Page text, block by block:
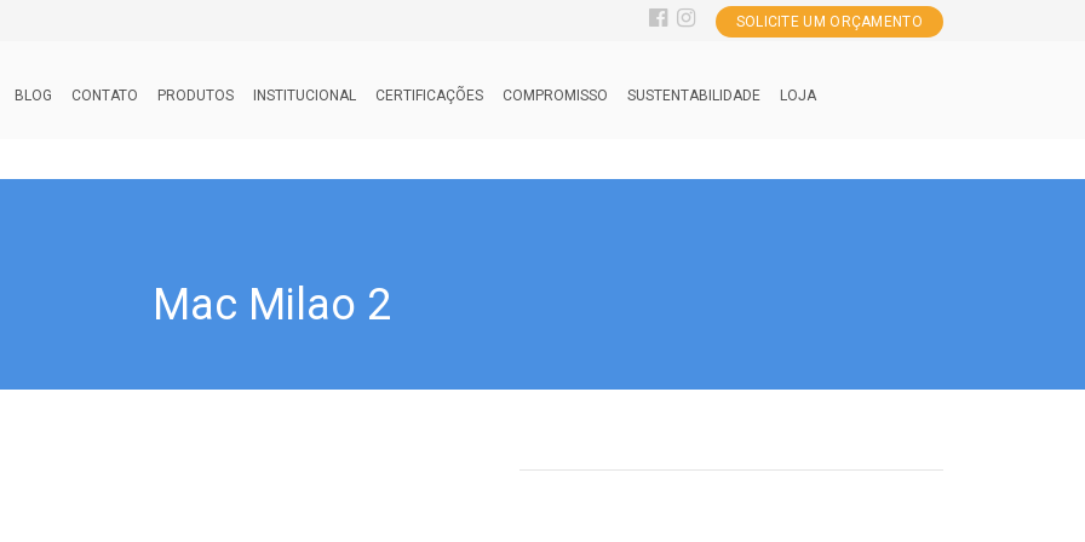
SOLICITE UM ORÇAMENTO
BLOG CONTATO PRODUTOS INSTITUCIONAL CERTIFICAÇÕES COMPROMISSO SUSTENTABILIDADE LOJA
Mac Milao 2